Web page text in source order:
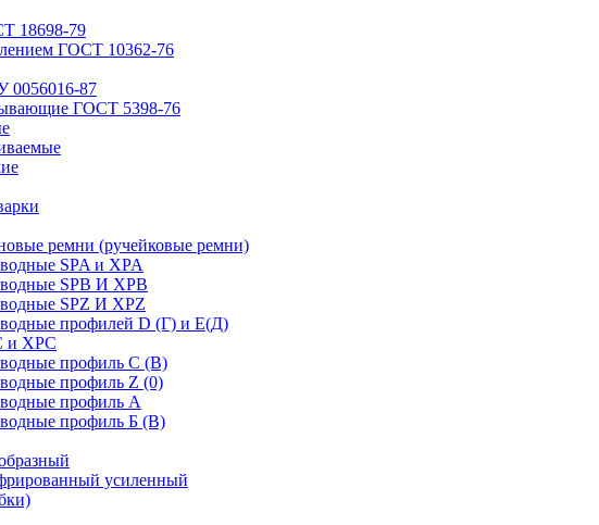
18698-79
ГОСТ 10362-76
0056016-87
ГОСТ 5398-76
ремни (ручейковые ремни)
SPA и XPA
SPB И XPB
SPZ И XPZ
профилей D (Г) и Е(Д)
и XPC
профиль C (В)
профиль Z (0)
профиль А
профиль Б (B)
усиленный